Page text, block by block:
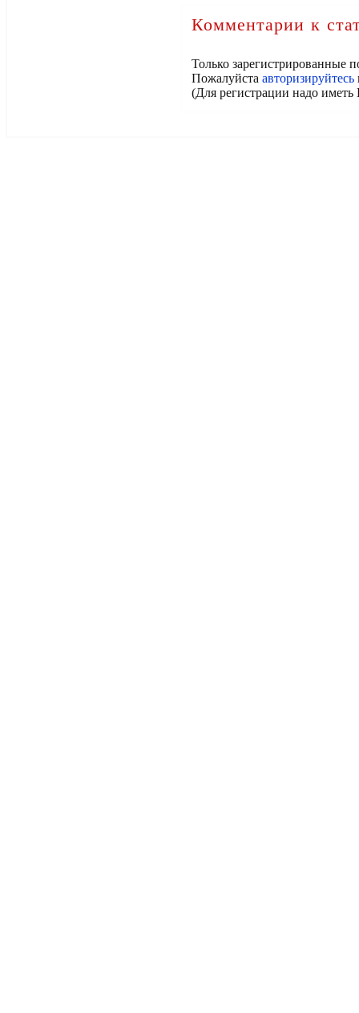
Комментарии к
Только зарегистрированные
Пожалуйста авторизируйтесь
(Для регистрации надо